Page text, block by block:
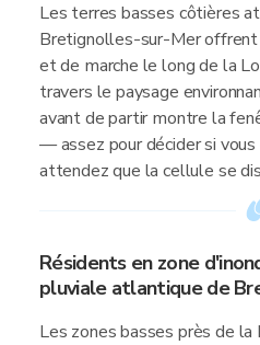
Les terres basses côtières
Bretignolles-sur-Mer offrent
et de marche le long de la
travers le paysage
avant de partir montre la
— assez pour décider si
attendez que la cellule se
Résidents en zone
pluviale atlantique de
Les zones basses près de